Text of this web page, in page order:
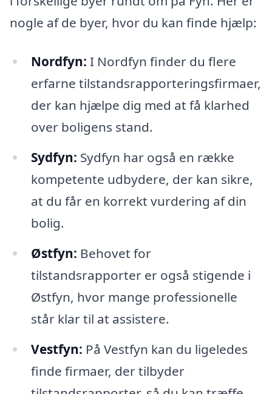
nogle af de byer, hvor du kan finde hjælp:
Nordfyn: I Nordfyn finder du flere
erfarne tilstandsrapporteringsfirmaer,
der kan hjælpe dig med at få klarhed
over boligens stand.
Sydfyn: Sydfyn har også en række
kompetente udbydere, der kan sikre,
at du får en korrekt vurdering af din
bolig.
Østfyn: Behovet for
tilstandsrapporter er også stigende i
Østfyn, hvor mange professionelle
står klar til at assistere.
Vestfyn: På Vestfyn kan du ligeledes
finde firmaer, der tilbyder